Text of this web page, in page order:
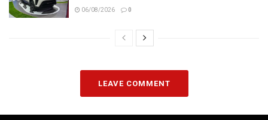
06/08/2026 0
LEAVE COMMENT